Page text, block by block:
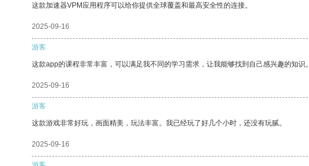
这款加速器VPM应用程序可以给你提供全球覆盖和最高安全性的连接。
2025-09-16
游客
这款app的课程非常丰富，可以满足我不同的学习需求，让我能够找到自己感兴趣的知识。
2025-09-16
游客
这款游戏非常好玩，画面精美，玩法丰富。我已经玩了好几个小时，还没有玩腻。
2025-09-16